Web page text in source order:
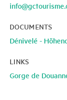
DOCUMENTS
Dénivelé -
LINKS
Gorge de